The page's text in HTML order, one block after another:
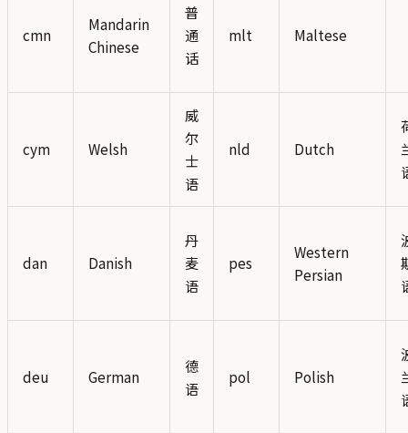
cmn
Mandarin
Chinese
普
通
话
mlt Maltese
cym Welsh
威
尔
士
语
nld Dutch
dan Danish
丹
麦
语
pes
Western
Persian
deu German
德
语
pol Polish